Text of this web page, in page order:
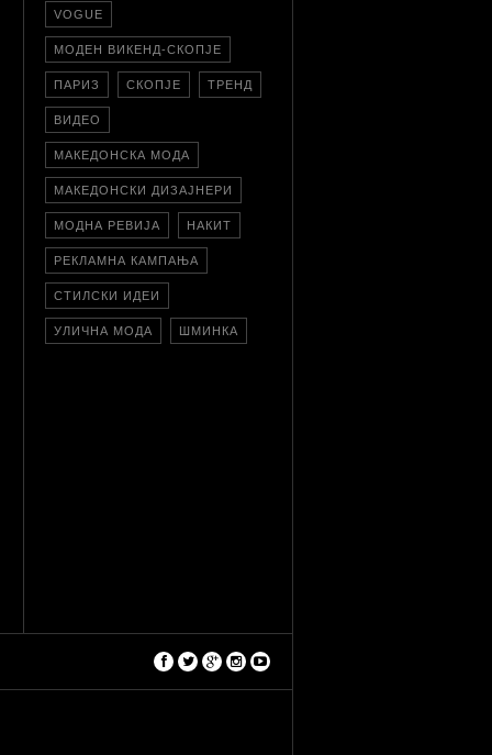
VOGUE
МОДЕН ВИКЕНД-СКОПЈЕ
ПАРИЗ СКОПЈЕ ТРЕНД
ВИДЕО
МАКЕДОНСКА МОДА
МАКЕДОНСКИ ДИЗАЈНЕРИ
МОДНА РЕВИЈА НАКИТ
РЕКЛАМНА КАМПАЊА
СТИЛСКИ ИДЕИ
УЛИЧНА МОДА ШМИНКА